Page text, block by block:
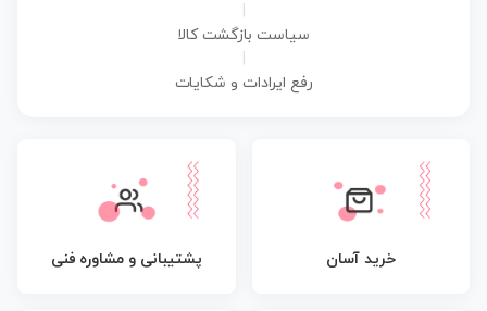
سیاست بازگشت کالا
رفع ایرادات و شکایات
خرید آسان پشتیبانی و مشاوره فنی